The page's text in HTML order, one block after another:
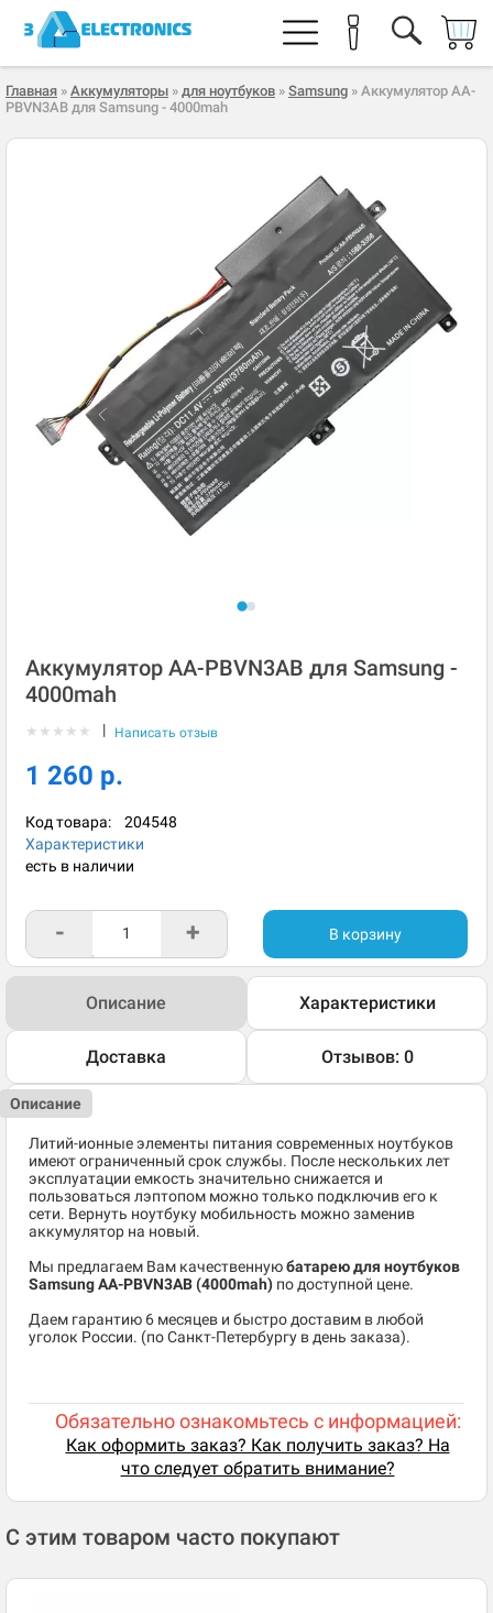
Главная » Аккумуляторы » для ноутбуков » Samsung » Аккумулятор AA-
PBVN3AB для Samsung - 4000mah
Аккумулятор AA-PBVN3AB для Samsung -
4000mah
★ ★ ★ ★ ★ | Написать отзыв
1 260 р.
Код товара: 204548
Характеристики
есть в наличии
- + В корзину
Описание Характеристики
Доставка Отзывов: 0
Описание
Литий-ионные элементы питания современных ноутбуков
имеют ограниченный срок службы. После нескольких лет
эксплуатации емкость значительно снижается и
пользоваться лэптопом можно только подключив его к
сети. Вернуть ноутбуку мобильность можно заменив
аккумулятор на новый.
Мы предлагаем Вам качественнуюбатарею для ноутбуков
Samsung AA-PBVN3AB (4000mah) по доступной цене.
Даем гарантию 6 месяцев и быстро доставим в любой
уголок России. (по Санкт-Петербургу в день заказа).
Обязательно ознакомьтесь с информацией:
Как оформить заказ? Как получить заказ? На
что следует обратить внимание?
С этим товаром часто покупают